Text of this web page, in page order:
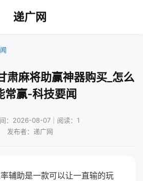
递广网
肃麻将助赢神器购买_怎么
常赢-科技要闻
：2026-08-07｜阅读：1
发布者：递广网
辅助是一款可以让一直输的玩